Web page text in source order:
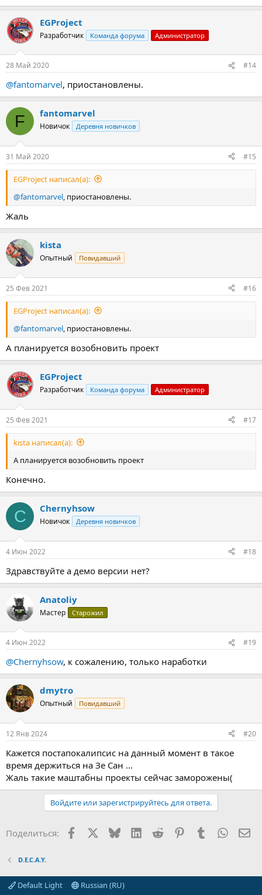
EGProject
Разработчик Команда форума Администратор
28 Май 2020 #14
@fantomarvel, приостановлены.
F fantomarvel
Новичок Деревня новичков
31 Май 2020 #15
EGProject написал(а):
@fantomarvel , приостановлены.
Жаль
kista
Опытный Повидавший
25 Фев 2021 #16
EGProject написал(а):
@fantomarvel , приостановлены.
А планируется возобновить проект
EGProject
Разработчик Команда форума Администратор
25 Фев 2021 #17
kista написал(а):
А планируется возобновить проект
Конечно.
C Chernyhsow
Новичок Деревня новичков
4 Июн 2022 #18
Здравствуйте а демо версии нет?
Anatoliy
Мастер Старожил
4 Июн 2022 #19
@Chernyhsow, к сожалению, только наработки
dmytro
Опытный Повидавший
12 Янв 2024 #20
Кажется постапокалипсис на данный момент в такое
время держиться на Зе Сан ...
Жаль такие маштабны проекты сейчас заморожены(
Войдите или зарегистрируйтесь для ответа.
Поделиться: FacebookX (Twitter)
BlueskyLinkedIn
Reddit PinterestTumblr
D.E.C.A.Y.
Default Light Russian (RU)